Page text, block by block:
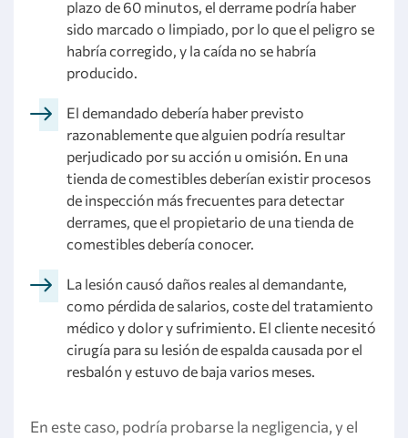
plazo de 60 minutos, el derrame podría haber
sido marcado o limpiado, por lo que el peligro se
habría corregido, y la caída no se habría
producido.
El demandado debería haber previsto
razonablemente que alguien podría resultar
perjudicado por su acción u omisión. En una
tienda de comestibles deberían existir procesos
de inspección más frecuentes para detectar
derrames, que el propietario de una tienda de
comestibles debería conocer.
La lesión causó daños reales al demandante,
como pérdida de salarios, coste del tratamiento
médico y dolor y sufrimiento. El cliente necesitó
cirugía para su lesión de espalda causada por el
resbalón y estuvo de baja varios meses.
En este caso, podría probarse la negligencia, y el